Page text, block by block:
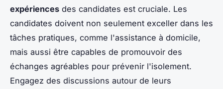
expériences des candidates est cruciale. Les
candidates doivent non seulement exceller dans les
tâches pratiques, comme l'assistance à domicile,
mais aussi être capables de promouvoir des
échanges agréables pour prévenir l'isolement.
Engagez des discussions autour de leurs